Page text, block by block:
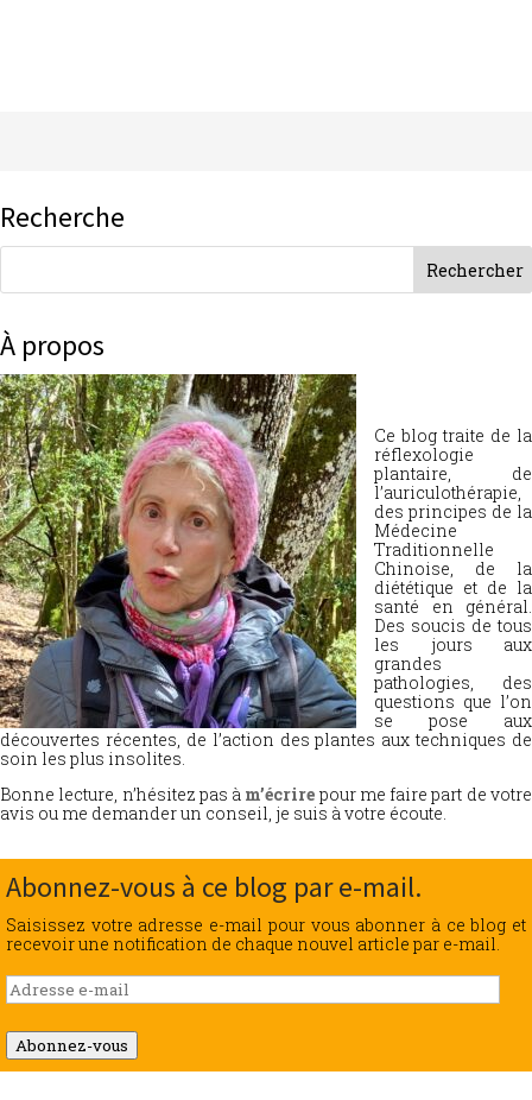
Recherche
À propos
Ce blog traite de la
réflexologie
plantaire, de
l’auriculothérapie,
des principes de la
Médecine
Traditionnelle
Chinoise, de la
diététique et de la
santé en général.
Des soucis de tous
les jours aux
grandes
pathologies, des
questions que l’on
se pose aux
découvertes récentes, de l’action des plantes aux techniques de
soin les plus insolites.
Bonne lecture, n’hésitez pas à m’écrire pour me faire part de votre
avis ou me demander un conseil, je suis à votre écoute.
Abonnez-vous à ce blog par e-mail.
Saisissez votre adresse e-mail pour vous abonner à ce blog et
recevoir une notification de chaque nouvel article par e-mail.
Adresse
e-
mail
Abonnez-vous